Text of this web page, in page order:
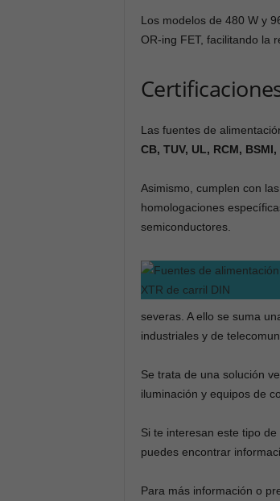
Los modelos de 480 W y
OR-ing FET, facilitando la
Las fuentes de
CB, TUV, UL, RCM,
Asimismo, cumplen con
homologaciones
semiconductores.
severas. A ello se suma
industriales y de
Se trata de una solución
iluminación y equipos de
Si te interesan este tipo
puedes encontrar
Para más información o